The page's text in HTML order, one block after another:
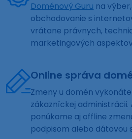
Doménový Guru na
obchodovanie s
vrátane právnych,
marketingových
Online správa
Zmeny u domén
zákazníckej administrácii.
ponúkame aj offline
podpisom alebo dátovou